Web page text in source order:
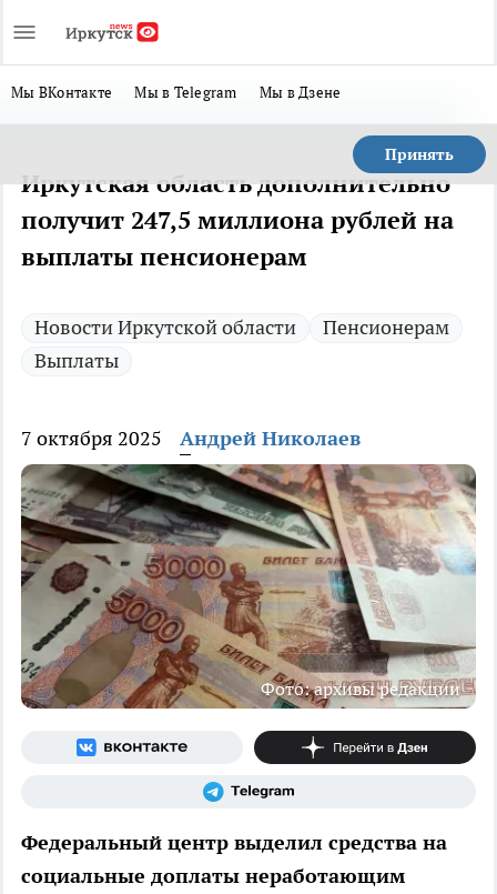
Мы ВКонтакте Мы в Telegram Мы в Дзене
Принять
Иркутская область дополнительно
получит 247,5 миллиона рублей на
выплаты пенсионерам
Новости Иркутской области
Пенсионерам
Выплаты
7 октября 2025 Андрей Николаев
Фото: архивы редакции
Федеральный центр выделил средства на
социальные доплаты неработающим